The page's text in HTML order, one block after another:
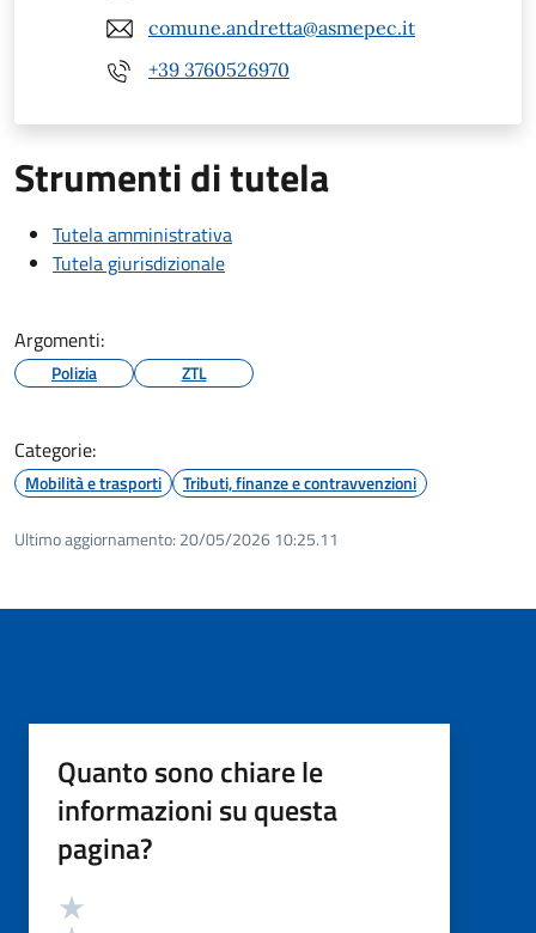
comune.andretta@asmepec.it
+39 3760526970
Strumenti di tutela
Tutela amministrativa
Tutela giurisdizionale
Argomenti:
Polizia ZTL
Categorie:
Mobilità e trasporti Tributi, finanze e contravvenzioni
Ultimo aggiornamento: 20/05/2026 10:25.11
Quanto sono chiare le
informazioni su questa
pagina?
Valutazione